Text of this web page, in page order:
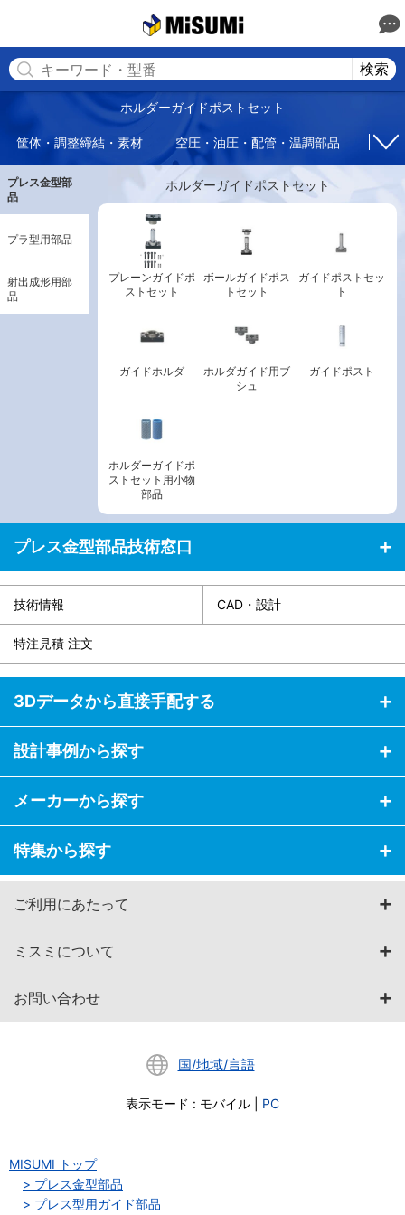
検索
ホルダーガイドポストセット
筐体・調整締結・素材 空圧・油圧・配管・温調部品 回転
プレス金型部
品
プラ型用部品
射出成形用部
品
ホルダーガイドポストセット
プレーンガイドポ
ストセット
ボールガイドポス
トセット
ガイドポストセッ
ト
ガイドホルダ
ホルダガイド用ブ
シュ
ガイドポスト
ホルダーガイドポ
ストセット用小物
部品
プレス金型部品技術窓口
技術情報 CAD・設計
特注見積 注文
3Dデータから直接手配する
設計事例から探す
メーカーから探す
特集から探す
ご利用にあたって
ミスミについて
お問い合わせ
国/地域/言語
表示モード : モバイル PC
MISUMI トップ
プレス金型部品
プレス型用ガイド部品